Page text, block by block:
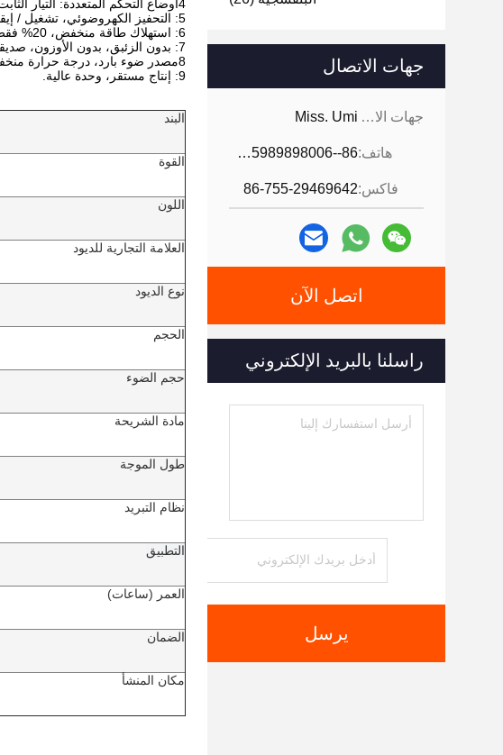
جهات الاتصال
جهات الاتصال: Miss. Umi
هاتف: 86--18926468268-15989898006
فاكس:86-755-29469642
اتصل الآن
راسلنا بالبريد الإلكتروني
يرسل
4أوضاع التحكم المتعددة: التيار الثابت، تحكم الدواسة، الأوضاع البصرية الذكية والأوضاع اليدوية
5: التحفيز الكهروضوئي، تشغيل / إيقاف فوري، لا حاجة إلى التسخين المسبق.
6: استهلاك طاقة منخفض، 20% فقط من مصباح الأشعة فوق البنفسجية العادي
7: بدون الزئبق، بدون الأوزون، صديقة للبيئة
8مصدر ضوء بارد، درجة حرارة منخفضة
9: إنتاج مستقر، وحدة عالية.
البند
القوة
اللون
العلامة التجارية للديود
نوع الديود
الحجم
حجم الضوء
مادة الشريحة
طول الموجة
نظام التبريد
التطبيق
العمر (ساعات)
الضمان
مكان المنشأ